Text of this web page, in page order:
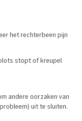
het rechterbeen pijn
stopt of kreupel
andere oorzaken van
uit te sluiten.